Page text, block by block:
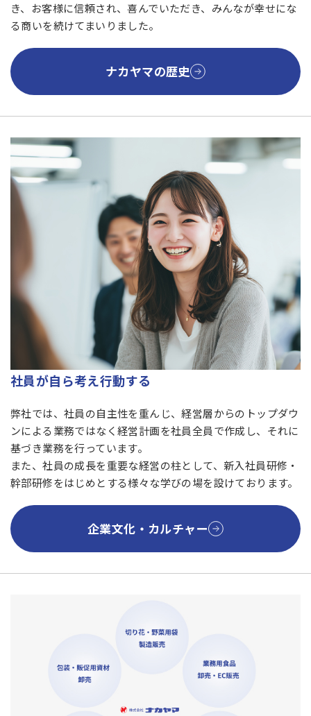
き、お客様に信頼され、喜んでいただき、みんなが幸せにな
る商いを続けてまいりました。
ナカヤマの歴史
社員が自ら考え行動する
弊社では、社員の自主性を重んじ、経営層からのトップダウ
ンによる業務ではなく経営計画を社員全員で作成し、それに
基づき業務を行っています。
また、社員の成長を重要な経営の柱として、新入社員研修・
幹部研修をはじめとする様々な学びの場を設けております。
企業文化・カルチャー